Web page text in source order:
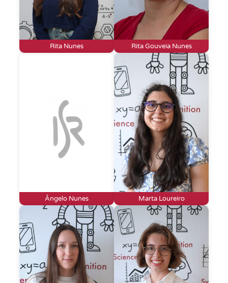
Rita Nunes Rita Gouveia Nunes
Ângelo Nunes Marta Loureiro